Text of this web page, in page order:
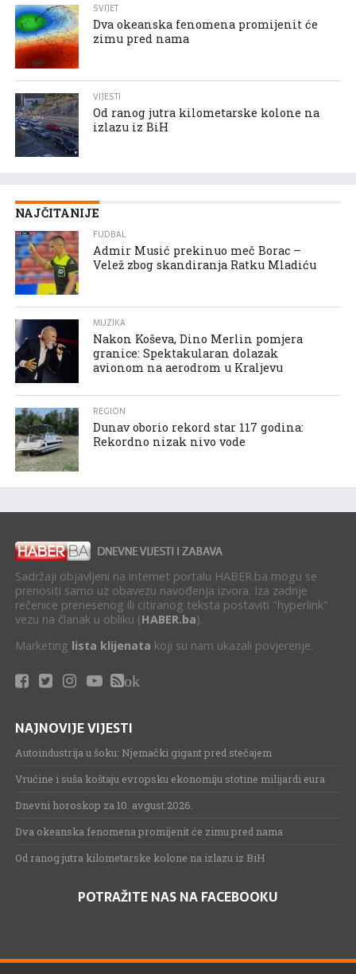
SVIJET
Dva okeanska fenomena promijenit će
zimu pred nama
VIJESTI
Od ranog jutra kilometarske kolone na
izlazu iz BiH
NAJČITANIJE
FUDBAL
Admir Musić prekinuo meč Borac –
Velež zbog skandiranja Ratku Mladiću
MUZIKA
Nakon Koševa, Dino Merlin pomjera
granice: Spektakularan dolazak
avionom na aerodrom u Kraljevu
REGION
Dunav oborio rekord star 117 godina:
Rekordno nizak nivo vode
Sadržaji objavljeni na internet portalu HABER.ba mogu se
prenositi samo uz obavezu navođenja izvora. Iza zadnje
rečenice prenesenog ili citiranog teksta postaviti "hyperlink"
vezu na članak u obliku (HABER.ba).
Marketing lista klijenata koji su nam ukazali povjerenje.
ok
NAJNOVIJE VIJESTI
Autoindustrija u šoku: Njemački gigant pred stečajem
Vrućine i suša koštaju evropsku ekonomiju stotine milijardi eura
Dnevni horoskop za 10. avgust.2026.
Dva okeanska fenomena promijenit će zimu pred nama
Od ranog jutra kilometarske kolone na izlazu iz BiH
POTRAŽITE NAS NA FACEBOOKU